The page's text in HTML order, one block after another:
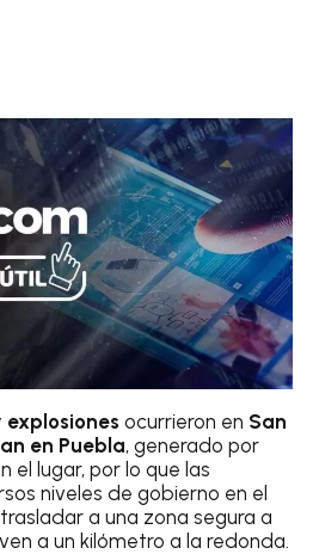
ocurrieron en San
en Puebla, generado por
el lugar, por lo que las
niveles de gobierno en el
a una zona segura a
a un kilómetro a la redonda.